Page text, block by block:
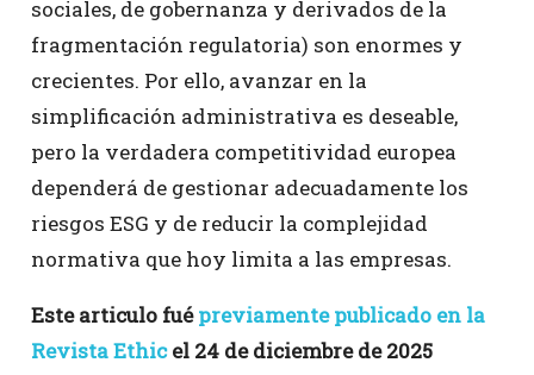
sociales, de gobernanza y derivados de la
fragmentación regulatoria) son enormes y
crecientes. Por ello, avanzar en la
simplificación administrativa es deseable,
pero la verdadera competitividad europea
dependerá de gestionar adecuadamente los
riesgos ESG y de reducir la complejidad
normativa que hoy limita a las empresas.
Este articulo fuépreviamente publicado en la
Revista Ethicel 24 de diciembre de 2025